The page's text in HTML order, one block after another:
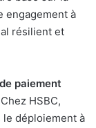
engagement à
résilient et
paiement
HSBC,
déploiement à